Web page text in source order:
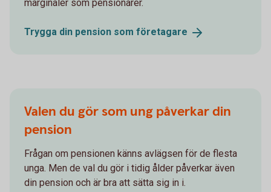
marginaler som pensionärer.
Trygga din pension som företagare
Valen du gör som ung påverkar din
pension
Frågan om pensionen känns avlägsen för de flesta
unga. Men de val du gör i tidig ålder påverkar även
din pension och är bra att sätta sig in i.